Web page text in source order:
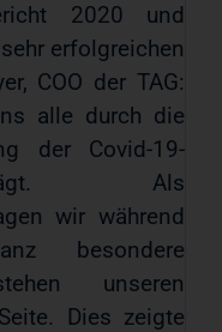
2020 und
erfolgreichen
COO der TAG:
alle durch die
der Covid-19-
Als
wir während
besondere
unseren
Dies zeigte